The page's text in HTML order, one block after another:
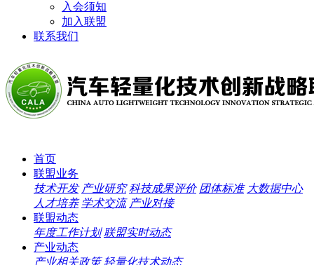
入会须知
加入联盟
联系我们
首页
联盟业务
技术开发 产业研究 科技成果评价 团体标准 大数据中心
人才培养 学术交流 产业对接
联盟动态
年度工作计划 联盟实时动态
产业动态
产业相关政策 轻量化技术动态